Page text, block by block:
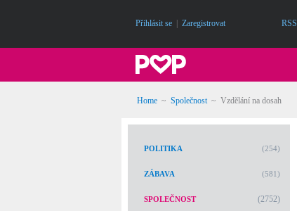
Přihlásit se Zaregistrovat RSS
Home ~ Společnost~ Vzdělání na dosah
POLITIKA (254)
ZÁBAVA (581)
SPOLEČNOST (2752)